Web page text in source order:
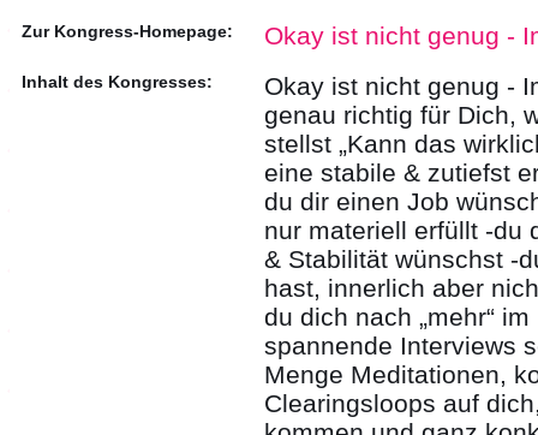
Zur Kongress-Homepage: Okay ist nicht genug -
Inhalt des Kongresses:
Okay ist nicht genug -
genau richtig für Dich,
stellst „Kann das
eine stabile & zutiefst
du dir einen Job
nur materiell erfüllt -du
& Stabilität wünschst -
hast, innerlich aber
du dich nach „mehr“
spannende Interviews
Menge Meditationen,
Clearingsloops auf